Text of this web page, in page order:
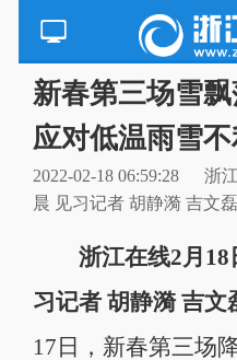
新春第三场雪
应对低温雨雪
2022-02-18 06:59:28 浙
晨 见习记者 胡静漪 吉文磊
浙江在线2月18
习记者 胡静漪 吉文
17日，新春第三场